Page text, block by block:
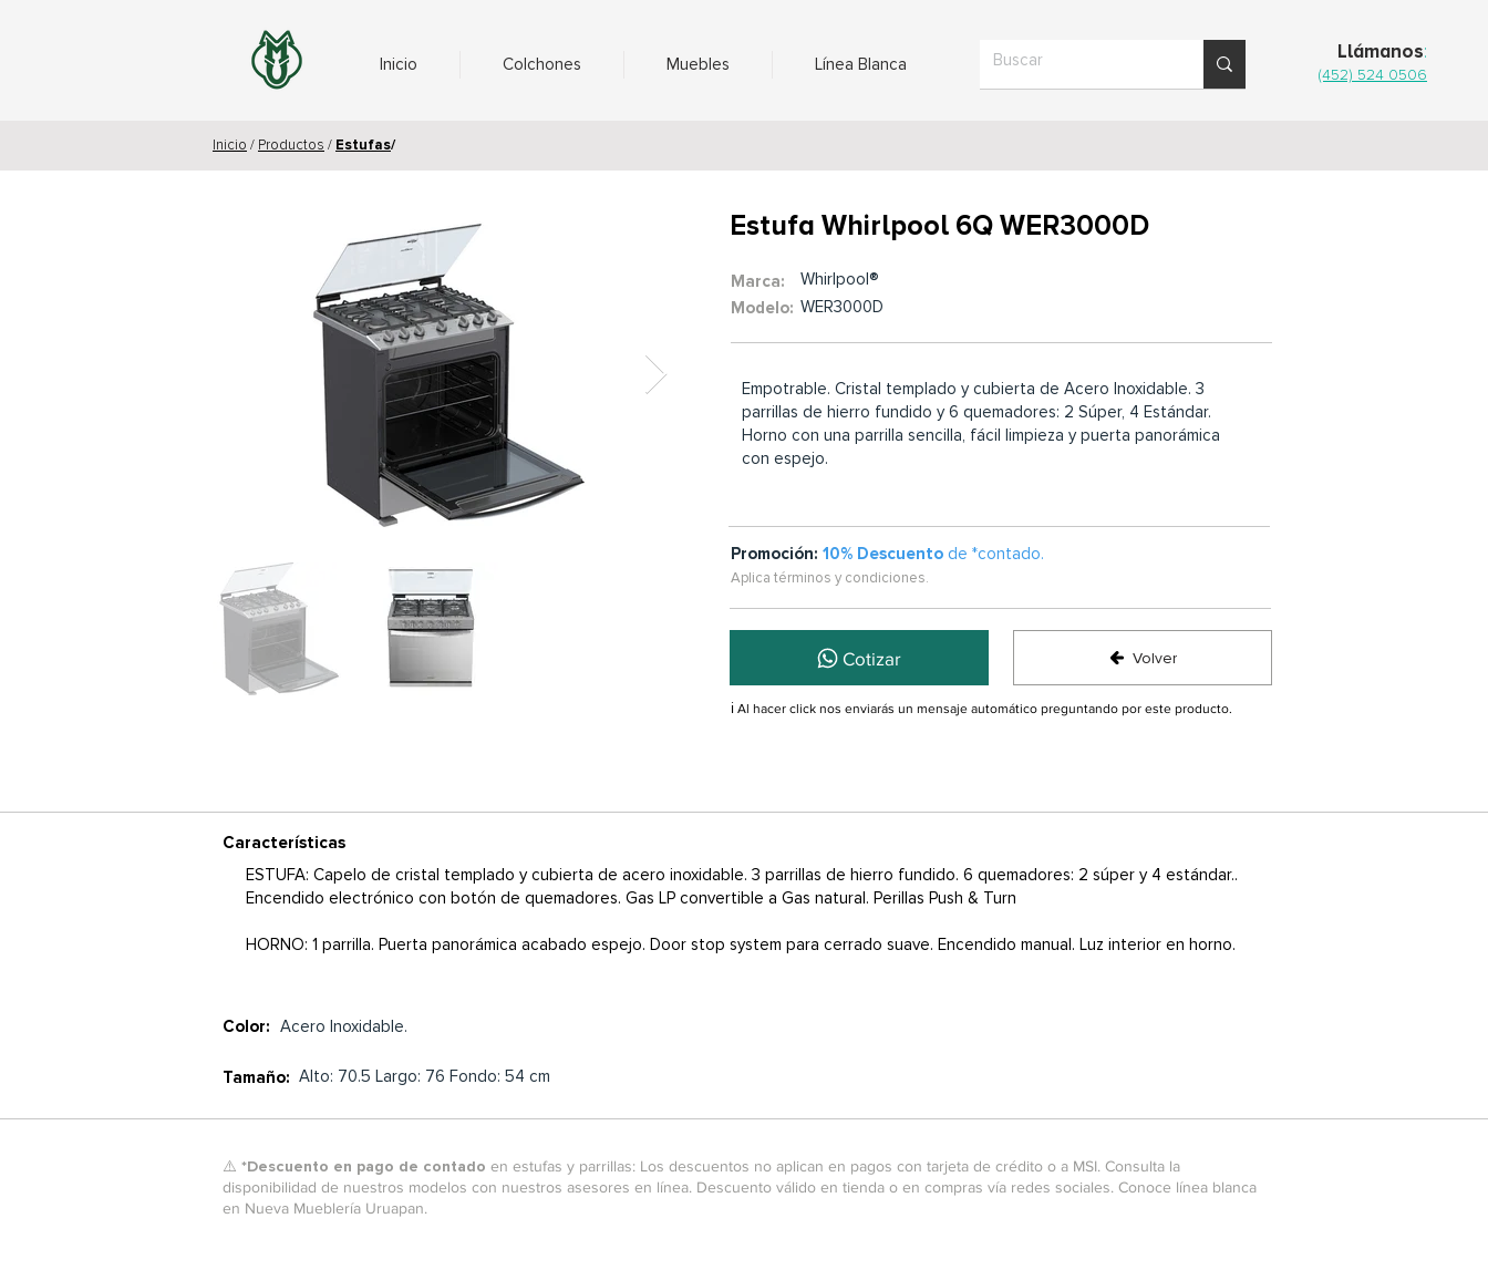
Inicio Colchones Muebles Línea Blanca
Llámanos:
(452) 524 0506
Inicio / Productos / Estufas/
Estufa Whirlpool 6Q WER3000D
Marca:
Whirlpool®
Modelo: WER3000D
Empotrable. Cristal templado y cubierta de Acero Inoxidable. 3
parrillas de hierro fundido y 6 quemadores: 2 Súper, 4 Estándar.
Horno con una parrilla sencilla, fácil limpieza y puerta panorámica
con espejo.
Promoción: 10% Descuento de *contado.
Aplica términos y condiciones.
Cotizar Volver
ℹ️ Al hacer click nos enviarás un mensaje automático preguntando por este producto.
Características
ESTUFA: Capelo de cristal templado y cubierta de acero inoxidable. 3 parrillas de hierro fundido. 6 quemadores: 2 súper y 4 estándar..
Encendido electrónico con botón de quemadores. Gas LP convertible a Gas natural. Perillas Push & Turn
HORNO: 1 parrilla. Puerta panorámica acabado espejo. Door stop system para cerrado suave. Encendido manual. Luz interior en horno.
Color: Acero Inoxidable.
Tamaño: Alto: 70.5 Largo: 76 Fondo: 54 cm
⚠️ *Descuento en pago de contado en estufas y parrillas: Los descuentos no aplican en pagos con tarjeta de crédito o a MSI. Consulta la
disponibilidad de nuestros modelos con nuestros asesores en línea. Descuento válido en tienda o en compras vía redes sociales. Conoce línea blanca
en Nueva Mueblería Uruapan.